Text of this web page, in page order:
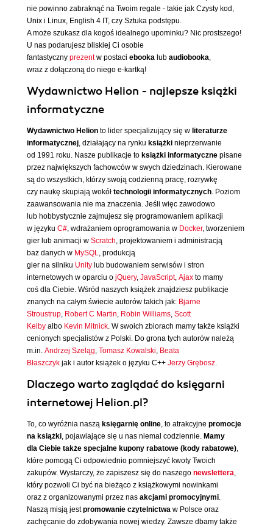
nie powinno zabraknąć na Twoim regale - takie jak Czysty kod,
Unix i Linux, English 4 IT, czy Sztuka podstępu.
A może szukasz dla kogoś idealnego upominku? Nic prostszego!
U nas podarujesz bliskiej Ci osobie
fantastyczny prezentw postaci ebooka lub audiobooka,
wraz z dołączoną do niego e-kartką!
Wydawnictwo Helion - najlepsze książki
informatyczne
Wydawnictwo Helion to lider specjalizujący się w literaturze
informatycznej, działający na rynku książki nieprzerwanie
od 1991 roku. Nasze publikacje to książki informatyczne pisane
przez największych fachowców w swych dziedzinach. Kierowane
są do wszystkich, którzy swoją codzienną pracę, rozrywkę
czy naukę skupiają wokół technologii informatycznych. Poziom
zaawansowania nie ma znaczenia. Jeśli więc zawodowo
lub hobbystycznie zajmujesz się programowaniem aplikacji
w języku C#, wdrażaniem oprogramowania w Docker, tworzeniem
gier lub animacji w Scratch, projektowaniem i administracją
baz danych w MySQL, produkcją
gier na silniku Unity lub budowaniem serwisów i stron
internetowych w oparciu o jQuery, JavaScript, Ajax to mamy
coś dla Ciebie. Wśród naszych książek znajdziesz publikacje
znanych na całym świecie autorów takich jak: Bjarne
Stroustrup, Robert C Martin, Robin Williams, Scott
Kelby albo Kevin Mitnick. W swoich zbiorach mamy także książki
cenionych specjalistów z Polski. Do grona tych autorów należą
m.in. Andrzej Szeląg, Tomasz Kowalski, Beata
Błaszczyk jak i autor książek o języku C++ Jerzy Grębosz.
Dlaczego warto zaglądać do księgarni
internetowej Helion.pl?
To, co wyróżnia naszą księgarnię online, to atrakcyjne promocje
na książki, pojawiające się u nas niemal codziennie. Mamy
dla Ciebie także specjalne kupony rabatowe (kody rabatowe),
które pomogą Ci odpowiednio pomniejszyć kwoty Twoich
zakupów. Wystarczy, że zapiszesz się do naszego newslettera,
który pozwoli Ci być na bieżąco z książkowymi nowinkami
oraz z organizowanymi przez nas akcjami promocyjnymi.
Naszą misją jestpromowanie czytelnictwa w Polsce oraz
zachęcanie do zdobywania nowej wiedzy. Zawsze dbamy także